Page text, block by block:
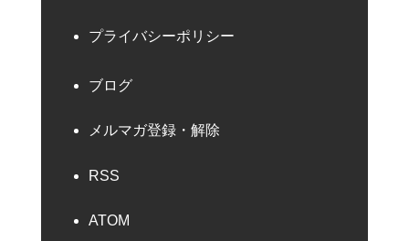
プライバシーポリシー
ブログ
メルマガ登録・解除
RSS
ATOM